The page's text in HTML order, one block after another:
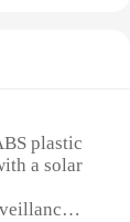
plastic
a solar